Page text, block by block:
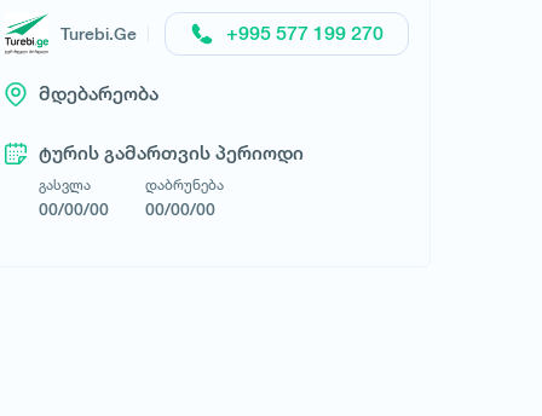
Turebi.Ge +995 577 199 270
მდებარეობა
ტურის გამართვის პერიოდი
გასვლა
00/00/00
დაბრუნება
00/00/00